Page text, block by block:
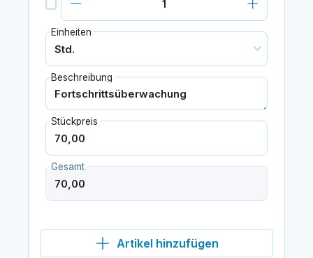
Einheiten
Beschreibung
Stückpreis
Gesamt
Artikel hinzufügen